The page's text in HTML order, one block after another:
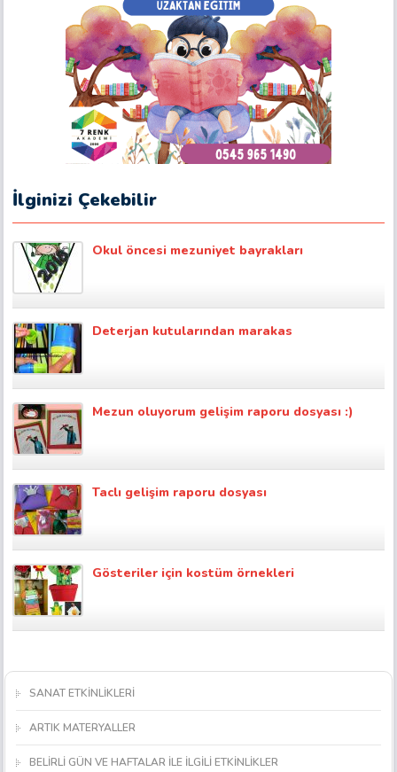
İlginizi Çekebilir
Okul öncesi mezuniyet bayrakları
Deterjan kutularından marakas
Mezun oluyorum gelişim raporu dosyası :)
Taclı gelişim raporu dosyası
Gösteriler için kostüm örnekleri
SANAT ETKİNLİKLERİ
ARTIK MATERYALLER
BELİRLİ GÜN VE HAFTALAR İLE İLGİLİ ETKİNLİKLER